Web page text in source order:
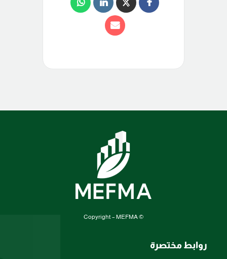
© Copyright – MEFMA
روابط مختصرة